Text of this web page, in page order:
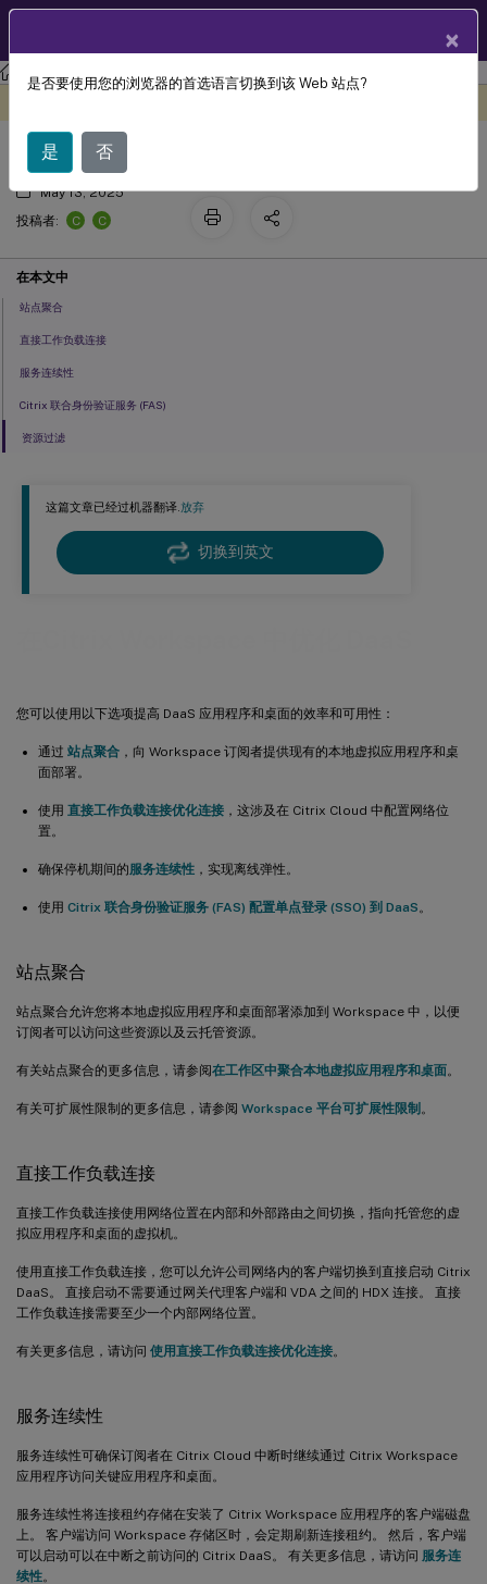
Citrix Workspace
这篇文章已经过机器翻译.放弃
切换到英文
您可以使用以下选项提高 DaaS 应用程序和桌面的效率和可用性：
通过 站点聚合 ，向 Workspace 订阅者提供现有的本地虚拟应用程序和桌
面部署。
使用 直接工作负载连接优化连接 ，这涉及在 Citrix Cloud 中配置网络位
置。
确保停机期间的服务连续性 ，实现离线弹性。
使用 Citrix 联合身份验证服务 (FAS) 配置单点登录 (SSO) 到 DaaS 。
站点聚合
站点聚合允许您将本地虚拟应用程序和桌面部署添加到 Workspace 中，以便
订阅者可以访问这些资源以及云托管资源。
有关站点聚合的更多信息，请参阅在工作区中聚合本地虚拟应用程序和桌面。
有关可扩展性限制的更多信息，请参阅 Workspace 平台可扩展性限制 。
直接工作负载连接
直接工作负载连接使用网络位置在内部和外部路由之间切换，指向托管您的虚
拟应用程序和桌面的虚拟机。
使用直接工作负载连接，您可以允许公司网络内的客户端切换到直接启动 Citrix
DaaS。 直接启动不需要通过网关代理客户端和 VDA 之间的 HDX 连接。 直接
工作负载连接需要至少一个内部网络位置。
有关更多信息，请访问 使用直接工作负载连接优化连接。
服务连续性
服务连续性可确保订阅者在 Citrix Cloud 中断时继续通过 Citrix Workspace
应用程序访问关键应用程序和桌面。
服务连续性将连接租约存储在安装了 Citrix Workspace 应用程序的客户端磁盘
上。 客户端访问 Workspace 存储区时，会定期刷新连接租约。 然后，客户端
可以启动可以在中断之前访问的 Citrix DaaS。 有关更多信息，请访问 服务连
续性。
在Citrix Workspace 中优化 DaaS
May 13, 2025
投稿者:
C C
在本文中
站点聚合
直接工作负载连接
服务连续性
Citrix 联合身份验证服务 (FAS)
资源过滤
×
是否要使用您的浏览器的首选语言切换到该 Web 站点?
是 否